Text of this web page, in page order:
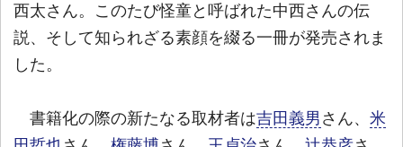
西太さん。このたび怪童と呼ばれた中西さんの伝
説、そして知られざる素顔を綴る一冊が発売されま
した。
書籍化の際の新たなる取材者は吉田義男 さん、 米